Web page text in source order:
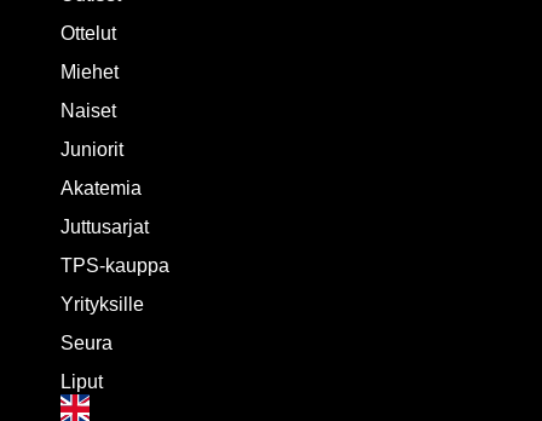
Ottelut
Miehet
Naiset
Juniorit
Akatemia
Juttusarjat
TPS-kauppa
Yrityksille
Seura
Liput